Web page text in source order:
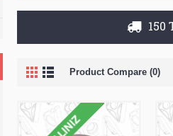
Product Compare (0)